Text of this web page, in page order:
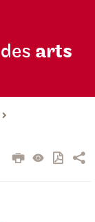
arts